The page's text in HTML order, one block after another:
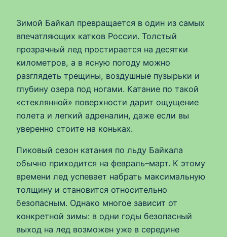
Зимой Байкал превращается в один из самых
впечатляющих катков России. Толстый
прозрачный лед простирается на десятки
километров, а в ясную погоду можно
разглядеть трещины, воздушные пузырьки и
глубину озера под ногами. Катание по такой
«стеклянной» поверхности дарит ощущение
полета и легкий адреналин, даже если вы
уверенно стоите на коньках.
Пиковый сезон катания по льду Байкала
обычно приходится на февраль–март. К этому
времени лед успевает набрать максимальную
толщину и становится относительно
безопасным. Однако многое зависит от
конкретной зимы: в одни годы безопасный
выход на лед возможен уже в середине